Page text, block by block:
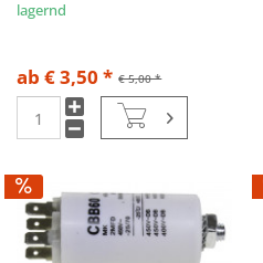
lagernd
€ 5,00 *
ab € 3,50 *